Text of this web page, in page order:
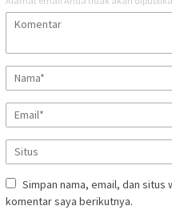
Simpan nama, email, dan
komentar saya berikutnya.